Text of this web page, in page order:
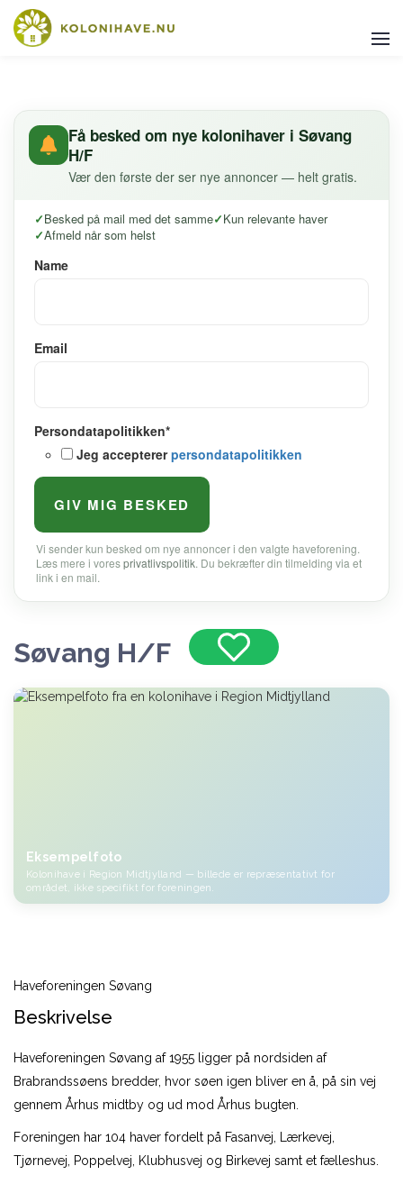
Få besked om nye kolonihaver i Søvang
H/F
Vær den første der ser nye annoncer — helt gratis.
Besked på mail med det samme
Kun relevante haver
Afmeld når som helst
Name
Email
Persondatapolitikken*
Jeg acceptererpersondatapolitikken
Vi sender kun besked om nye annoncer i den valgte haveforening.
Læs mere i voresprivatlivspolitik. Du bekræfter din tilmelding via et
link i en mail.
Søvang H/F
Eksempelfoto
Kolonihave i Region Midtjylland — billede er repræsentativt for
området, ikke specifikt for foreningen.
Haveforeningen Søvang
Beskrivelse
Haveforeningen Søvang af 1955 ligger på nordsiden af
Brabrandssøens bredder, hvor søen igen bliver en å, på sin vej
gennem Århus midtby og ud mod Århus bugten.
Foreningen har 104 haver fordelt på Fasanvej, Lærkevej,
Tjørnevej, Poppelvej, Klubhusvej og Birkevej samt et fælleshus.